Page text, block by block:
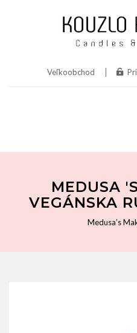
Veľkoobchod
MEDUSA
VEGÁNSKA
Medusa’s